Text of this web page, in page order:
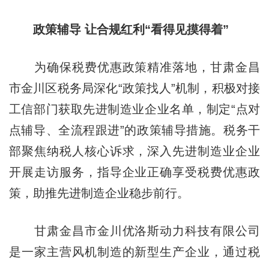
政策辅导 让合规红利“看得见摸得着”
为确保税费优惠政策精准落地，甘肃金昌
市金川区税务局深化“政策找人”机制，积极对接
工信部门获取先进制造业企业名单， 制定“点对
点辅导、全流程跟进”的政策辅导措施。税务干
部聚焦纳税人核心诉求，深入先进制造业企业
开展走访服务，指导企业正确享受税费优惠政
策，助推先进制造企业稳步前行。
甘肃金昌市金川优洛斯动力科技有限公司
是一家主营风机制造的新型生产企业，通过税